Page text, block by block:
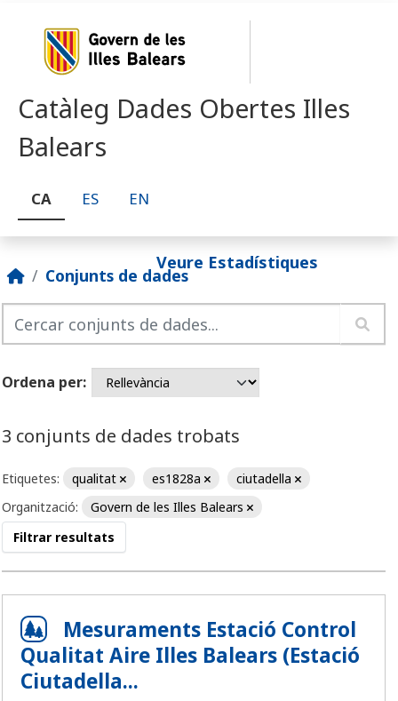
Catàleg Dades Obertes Illes
Balears
CA ES EN
Veure Estadístiques
Conjunts de dades
Ordena per
3 conjunts de dades trobats
Etiquetes: qualitat es1828a
ciutadella
Organització:
Govern de les Illes Balears
Filtrar resultats
Mesuraments Estació Control
Qualitat Aire Illes Balears (Estació
Ciutadella...